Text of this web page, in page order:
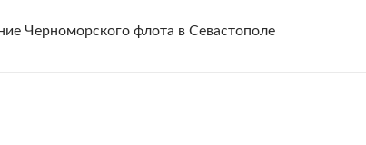
Черноморского флота в Севастополе